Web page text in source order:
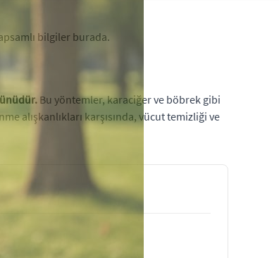
bilgiler burada.
Bu yöntemler, karaciğer ve böbrek gibi
alışkanlıkları karşısında, vücut temizliği ve